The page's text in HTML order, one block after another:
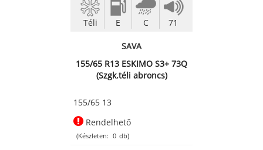
Téli E C 71
SAVA
155/65 R13 ESKIMO S3+ 73Q
(Szgk.téli abroncs)
155/65 13
Rendelhető
(Készleten: 0 db)